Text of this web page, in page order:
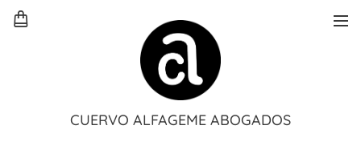
CUERVO ALFAGEME ABOGADOS